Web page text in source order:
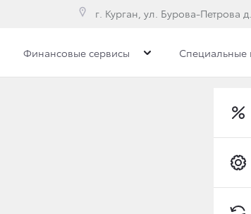
г. Курган, ул. Бурова-Петрова
Финансовые сервисы Специальные